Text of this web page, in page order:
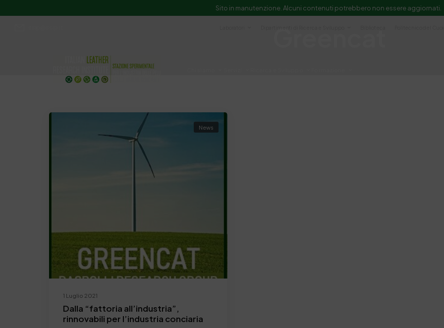
Sito in manutenzione. Alcuni contenuti potrebbero non essere aggiornati.
1 Luglio 2021
News
Dalla “fattoria all’industria”,
rinnovabili per l’industria conciaria